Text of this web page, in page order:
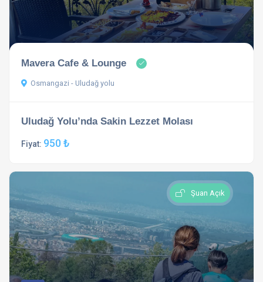
Mavera Cafe & Lounge
Osmangazi - Uludağ yolu
Uludağ Yolu’nda Sakin Lezzet Molası
Fiyat: 950 ₺
Şuan Açık